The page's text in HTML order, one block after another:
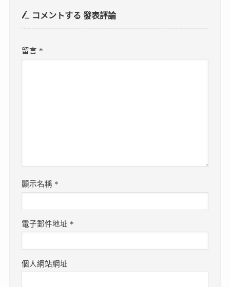
コメントする發表評論
留言 *
顯示名稱 *
電子郵件地址 *
個人網站網址